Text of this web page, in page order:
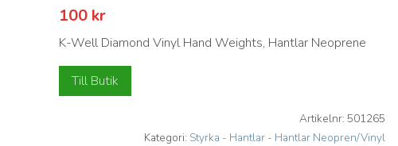
100 kr
K-Well Diamond Vinyl Hand Weights, Hantlar Neoprene
Till Butik
Artikelnr: 501265
Kategori: Styrka - Hantlar - Hantlar Neopren/Vinyl